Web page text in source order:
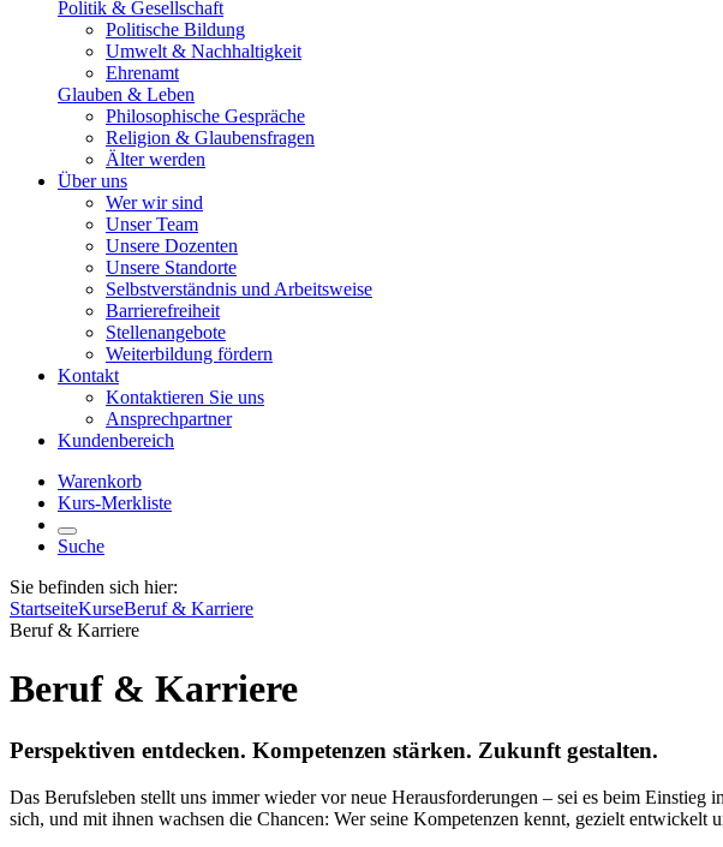
Politik & Gesellschaft
Politische Bildung
Umwelt & Nachhaltigkeit
Ehrenamt
Glauben & Leben
Philosophische Gespräche
Religion & Glaubensfragen
Älter werden
Über uns
Wer wir sind
Unser Team
Unsere Dozenten
Unsere Standorte
Selbstverständnis und Arbeitsweise
Barrierefreiheit
Stellenangebote
Weiterbildung fördern
Kontakt
Kontaktieren Sie uns
Ansprechpartner
Kundenbereich
Warenkorb
Kurs-Merkliste
Suche
Sie befinden sich hier:
StartseiteKurseBeruf & Karriere
Beruf & Karriere
Beruf & Karriere
Perspektiven entdecken. Kompetenzen stärken. Zukunft gestalten.
Das Berufsleben stellt uns immer wieder vor neue Herausforderungen – sei es beim
sich, und mit ihnen wachsen die Chancen: Wer seine Kompetenzen kennt, gezielt